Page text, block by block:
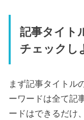
記事タイト
チェックし
まず記事タイトル
ーワードは全て記
ードはできるだけ